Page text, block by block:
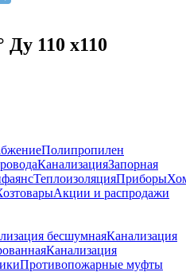
110 х110
Полипропилен
КанализацияЗапорная
ТеплоизоляцияПриборы
Акции и распродажи
бесшумнаяКанализация
Канализация
Противопожарные муфты